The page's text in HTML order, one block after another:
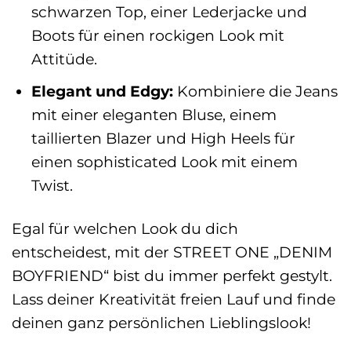
schwarzen Top, einer Lederjacke und
Boots für einen rockigen Look mit
Attitüde.
Elegant und Edgy:Kombiniere die Jeans
mit einer eleganten Bluse, einem
taillierten Blazer und High Heels für
einen sophisticated Look mit einem
Twist.
Egal für welchen Look du dich
entscheidest, mit der STREET ONE „DENIM
BOYFRIEND“ bist du immer perfekt gestylt.
Lass deiner Kreativität freien Lauf und finde
deinen ganz persönlichen Lieblingslook!